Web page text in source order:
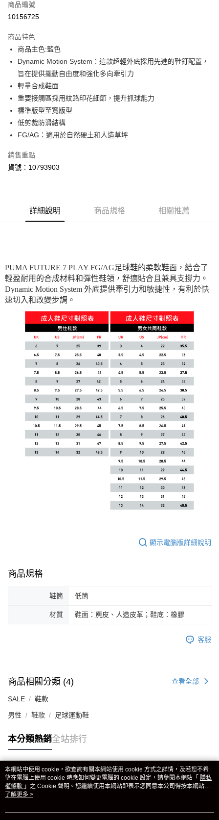
LINE Pay
街口支付
悠遊付
Google Pay
運送方式
宅配(離島恕不配送)
每筆NT$150，滿NT$1,800(含以上)免運費
商品編號
10156725
商品特色
商品主色:藍色
Dynamic Motion System：這款超輕外底採用先進的鞋釘配置，
旨在提供擺動自由度和強化多向牽引力
輕量合成鞋面
重要接觸區採用紋路印花細節，提升抓球能力
標準版型至寬版型
低剪裁防滑結構
FG/AG：適用於自然硬土和人造草坪
銷售重點
貨號：10793903
詳細說明 商品規格 相關推薦
PUMA FUTURE 7 PLAY FG/AG足球鞋的柔軟鞋面，結合了
輕盈耐用的合成材料和彈性鞋領，舒適貼合且兼具支撐力。
Dynamic Motion System 外底提供牽引力和敏捷性，有利於快
速切入和改變步調。
顯示電腦版詳細說明
商品規格
鞋筒 低筒
材質 鞋面：麂皮、人造皮革；鞋底：橡膠
客服
商品相關分類 (4) 查看全部
SALE 鞋款
男性 鞋款 足球運動鞋
本分類熱銷全站排行
熱門標籤
本網站中使用 cookie，欲查詢有關本網站使用 cookie 方式之詳情，及若您不希
望在電腦上使用 cookie 時應如何變更電腦的 cookie 設定，請參閱本網站「 隱私
權條款 」之 Cookie 聲明。您繼續使用本網站即表示您同意本公司得按本網站使
用條款之 Cookie 聲明使用 cookie。
了解更多 >